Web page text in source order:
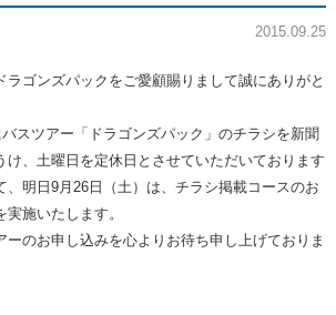
2015.09.25
ラゴンズパックをご愛顧賜りまして誠にありがと
スツアー「ドラゴンズパック」のチラシを新聞
け、土曜日を定休日とさせていただいております
、明日9月26日（土）は、チラシ掲載コースのお
施いたします。
のお申し込みを心よりお待ち申し上げておりま